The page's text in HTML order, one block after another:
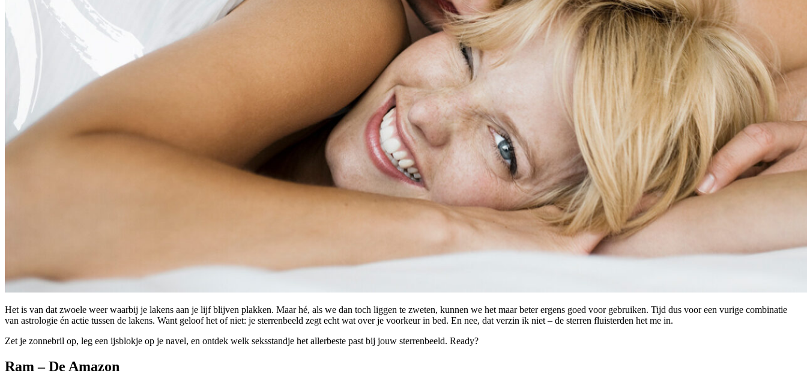
Het is van dat zwoele weer waarbij je lakens aan je lijf blijven plakken. Maar hé, als we dan toch liggen te zweten, kunnen we het maar beter ergens goed voor gebruiken. Tijd dus voor een vurige combinatie
van astrologie én actie tussen de lakens. Want geloof het of niet: je sterrenbeeld zegt echt wat over je voorkeur in bed. En nee, dat verzin ik niet – de sterren fluisterden het me in.
Zet je zonnebril op, leg een ijsblokje op je navel, en ontdek welk seksstandje het allerbeste past bij jouw sterrenbeeld. Ready?
Ram – De Amazon